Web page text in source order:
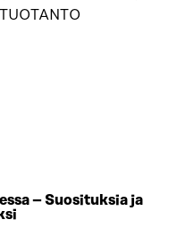
– Suosituksia ja